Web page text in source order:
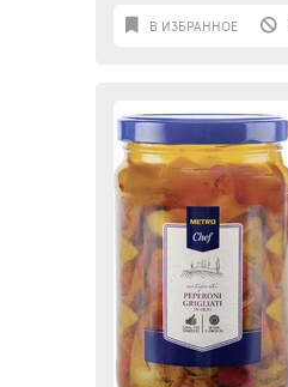
В ИЗБРАННОЕ